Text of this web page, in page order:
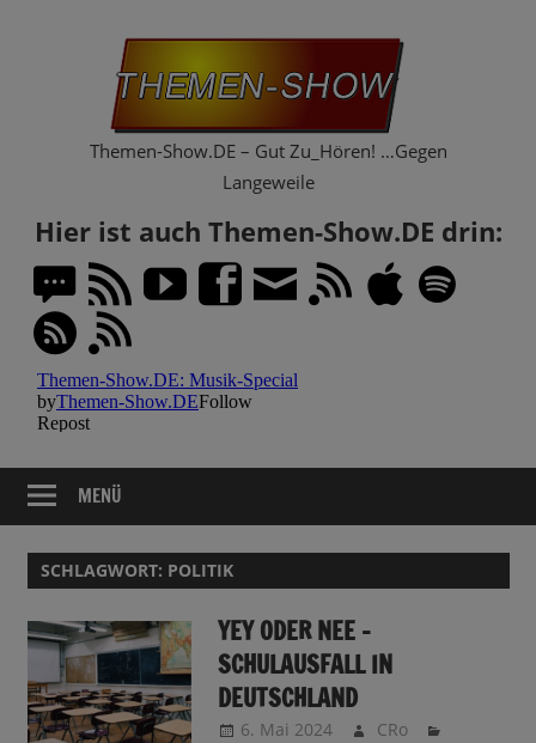
Themen-Show.DE – Gut Zu_Hören! …Gegen
Langeweile
Hier ist auch Themen-Show.DE drin:
MENÜ
SCHLAGWORT: POLITIK
YEY ODER NEE –
SCHULAUSFALL IN
DEUTSCHLAND
6. Mai 2024 CRo